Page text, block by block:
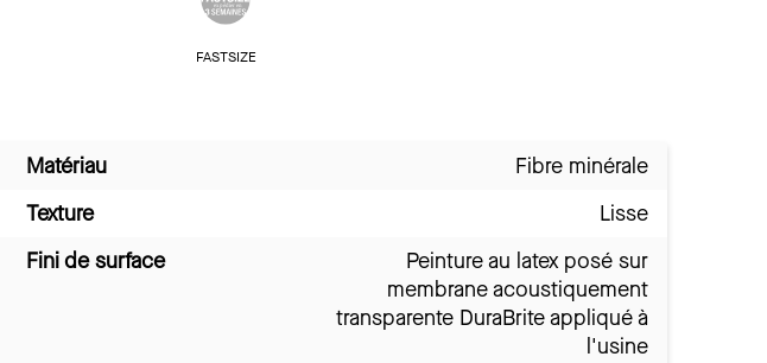
FASTSIZE
Matériau
Fibre minérale
Texture
Lisse
Fini de surface
Peinture au latex posé sur
membrane acoustiquement
transparente DuraBrite appliqué à
l'usine